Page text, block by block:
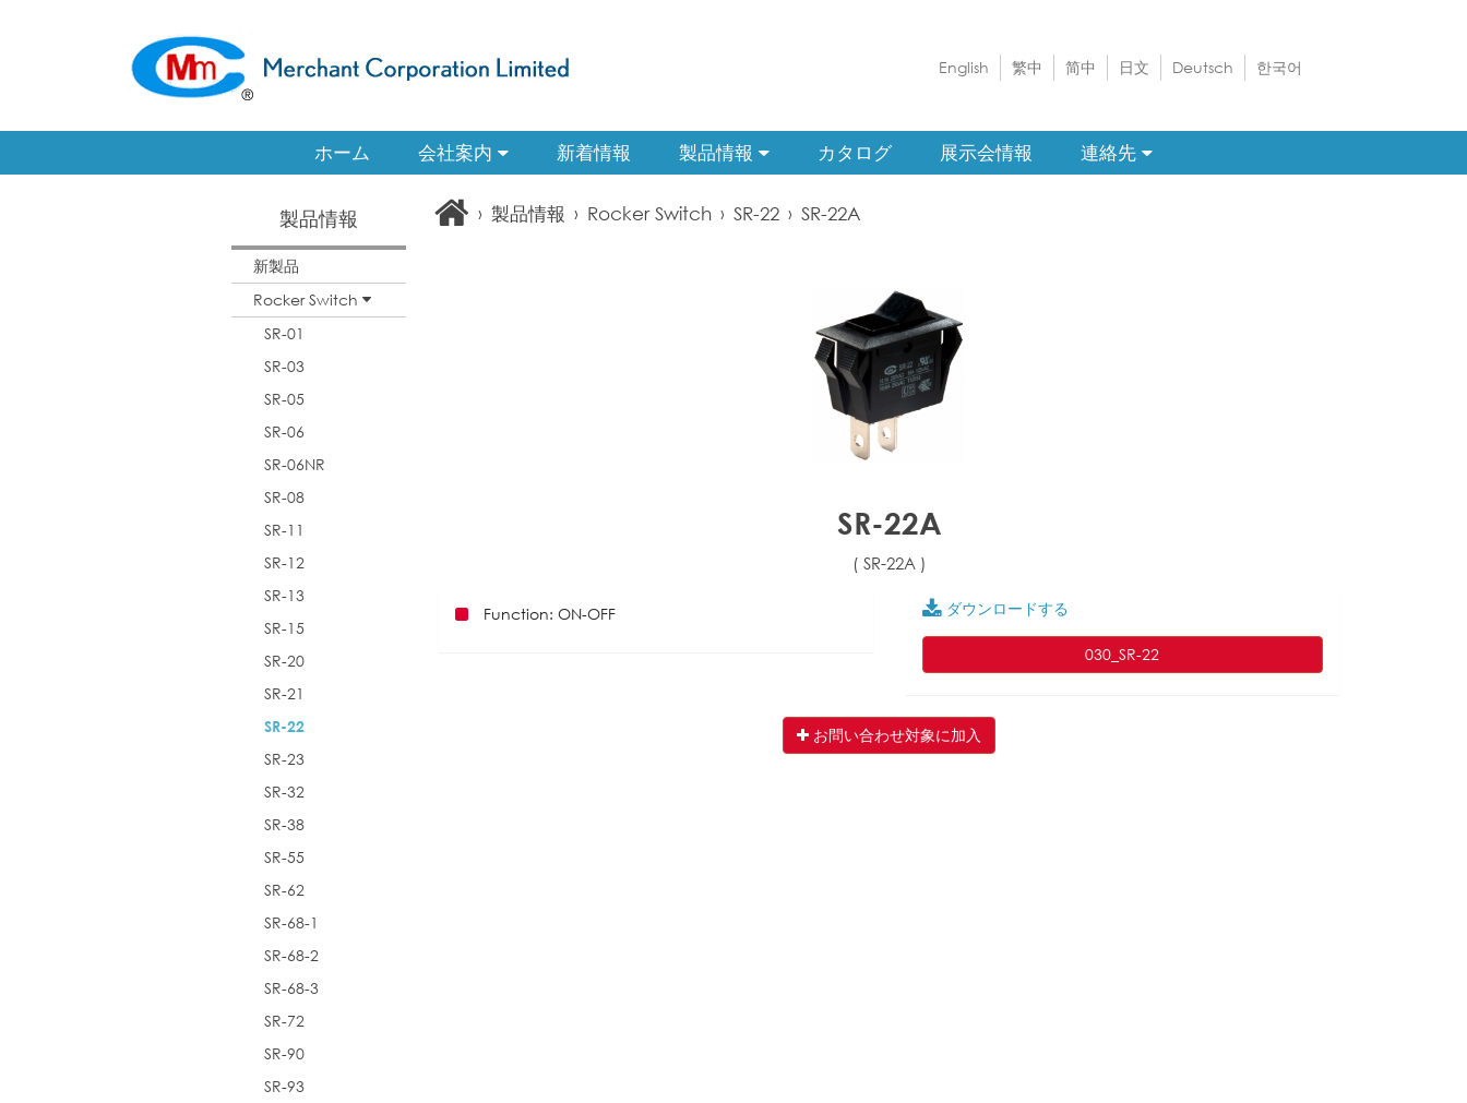
English 繁中 简中 日文 Deutsch 한국어
ホーム 会社案内 新着情報 製品情報 カタログ 展示会情報 連絡先
製品情報
新製品
Rocker Switch
SR-01
SR-03
SR-05
SR-06
SR-06NR
SR-08
SR-11
SR-12
SR-13
SR-15
SR-20
SR-21
SR-22
SR-23
SR-32
SR-38
SR-55
SR-62
SR-68-1
SR-68-2
SR-68-3
SR-72
SR-90
SR-93
› 製品情報 › Rocker Switch › SR-22 › SR-22A
SR-22A
( SR-22A )
Function: ON-OFF ダウンロードする
030_SR-22
お問い合わせ対象に加入